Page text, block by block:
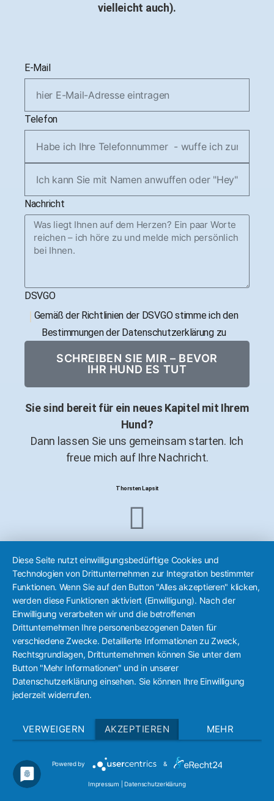
vielleicht auch).
E-Mail
Telefon
Nachricht
DSVGO
Gemäß der Richtlinien der DSVGO stimme ich den
Bestimmungen der Datenschutzerklärung zu
SCHREIBEN SIE MIR – BEVOR
IHR HUND ES TUT
Sie sind bereit für ein neues Kapitel mit Ihrem
Hund?
Dann lassen Sie uns gemeinsam starten. Ich
freue mich auf Ihre Nachricht.
Thorsten Lapsit
und WhatsApp
0160/7954148
Email: hundetrainer@hundeerziehung-mit-herz.de
Such nicht weiter – hier ist der mit dem Herz für
Hunde (und Menschen)
Diese Seite nutzt einwilligungsbedürftige Cookies und
Technologien von Drittunternehmen zur Integration bestimmter
Funktionen. Wenn Sie auf den Button "Alles akzeptieren" klicken,
werden diese Funktionen aktiviert (Einwilligung). Nach der
Einwilligung verarbeiten wir und die betroffenen
Drittunternehmen Ihre personenbezogenen Daten für
verschiedene Zwecke. Detaillierte Informationen zu Zweck,
Rechtsgrundlagen, Drittunternehmen können Sie unter dem
Button "Mehr Informationen" und in unserer
Datenschutzerklärung einsehen. Sie können Ihre Einwilligung
jederzeit widerrufen.
VERWEIGERN AKZEPTIEREN MEHR
Powered by &
Impressum Datenschutzerklärung
Von Kunden bewertet
Kundenbewertungen und Erfahrungen zu
Thorsten Lapsit
100
%
Empfehlungen auf
SEHR GUT
Bewertungen auf ProvenExpert.com
Erfahren Sie mehr über dieses Bewertungssiegel
Profil ansehen